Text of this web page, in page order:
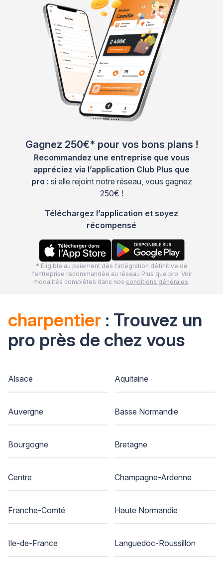
Gagnez 250€* pour vos bons plans !
Recommandez une entreprise que vous
appréciez via l’application Club Plus que
pro : si elle rejoint notre réseau, vous gagnez
250€ !
Téléchargez l’application et soyez
récompensé
* Eligible au paiement dès l'intégration définitive de
l'entreprise recommandée au réseau Plus que pro. Voir
modalités complètes dans nos conditions générales.
charpentier : Trouvez un
pro près de chez vous
Alsace Aquitaine
Auvergne Basse Normandie
Bourgogne Bretagne
Centre Champagne-Ardenne
Franche-Comté Haute Normandie
Ile-de-France Languedoc-Roussillon